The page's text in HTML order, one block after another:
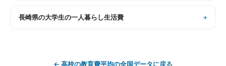
長崎県の大学生の一人暮らし生活費
← 高校の教育費平均の全国データに戻る